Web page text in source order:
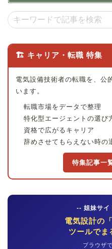
🏗 キャリア・転職 特集
電気設備技術者の転職を、公
います。
転職市場をデータで整理
特化型エージェントの選び
資格で広がるキャリア
辞めさせてもらえない時の
特集記事一
-- 姐妹サイ
電気設計の
ツールでま
ブラウザ